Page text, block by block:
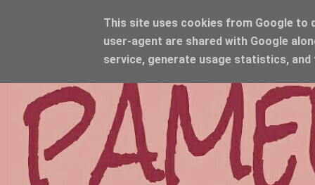
This site uses cookies from Google to
user-agent are shared with Google
service, generate usage statistics,